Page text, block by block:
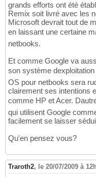
grands efforts ont été
Remix soit livré avec les
Microsoft devrait tout de
en laissant une certaine
netbooks.
Et comme Google va
son système
OS pour netbooks sera
clairement ses intentions
comme HP et Acer.
qui utilisent Google
facilement se laisser
Qu'en pensez vous?
Traroth2, le 20/07/2009 à